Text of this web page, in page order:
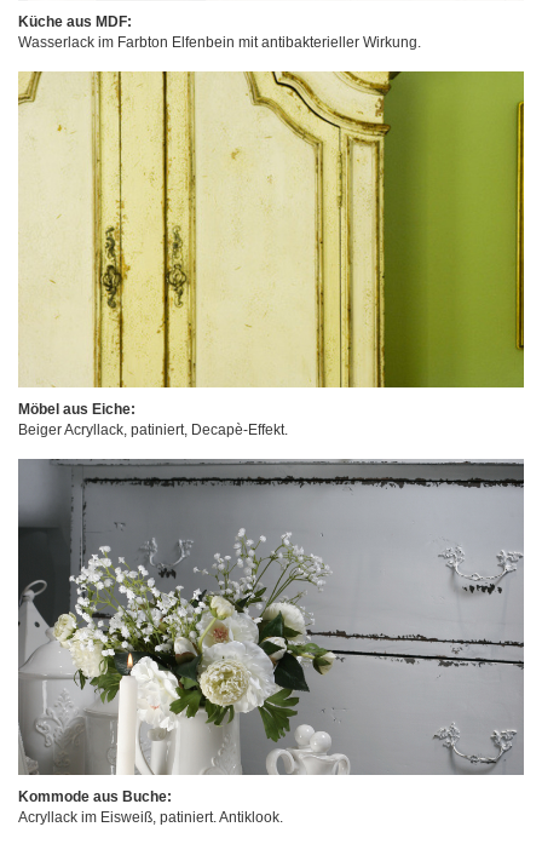
Küche aus MDF:
Wasserlack im Farbton Elfenbein mit antibakterieller Wirkung.
Möbel aus Eiche:
Beiger Acryllack, patiniert, Decapè-Effekt.
Kommode aus Buche:
Acryllack im Eisweiß, patiniert. Antiklook.